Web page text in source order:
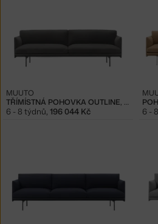
TŘÍMÍSTNÁ POHOVKA OUTLINE, GREY
MUUTO
6 - 8 týdnů, 196 044 Kč 6 -